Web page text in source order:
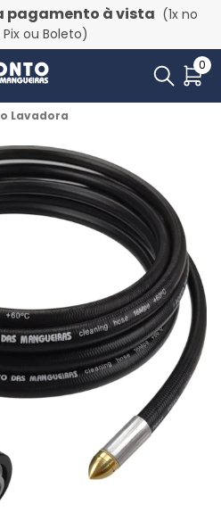
pagamento à vista (1x no
ou Boleto)
0
Lavadora